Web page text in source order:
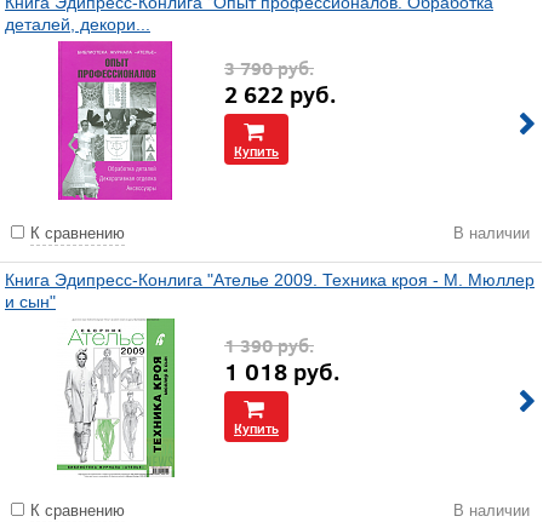
деталей, декори...
3 790руб.
2 622 руб.
Купить
К сравнению В наличии
Книга Эдипресс-Конлига "Ателье 2009. Техника кроя - М. Мюллер
и сын"
1 390руб.
1 018 руб.
Купить
К сравнению В наличии